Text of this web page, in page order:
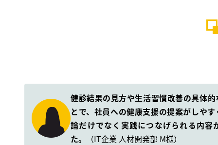
健診結果の見方や生活習慣改善の具体
とで、社員への健康支援の提案がしや
論だけでなく実践につなげられる内容
た。
（IT企業 人材開発部 M様）